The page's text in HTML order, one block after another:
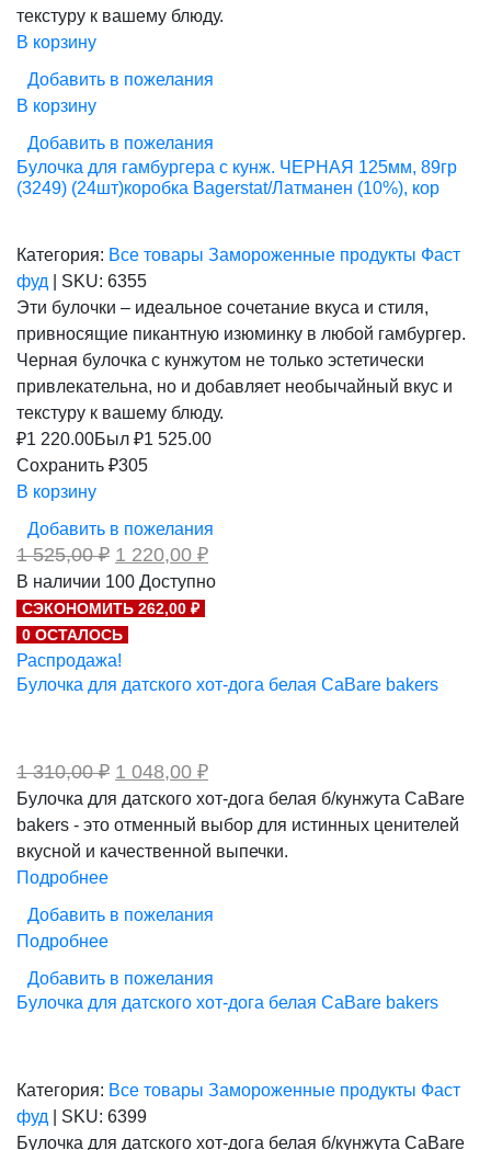
текстуру к вашему блюду.
В корзину
Добавить в пожелания
В корзину
Добавить в пожелания
Булочка для гамбургера с кунж. ЧЕРНАЯ 125мм, 89гр
(3249) (24шт)коробка Bagerstat/Латманен (10%), кор
Категория: Все товары Замороженные продукты Фаст
фуд
SKU: 6355
Эти булочки – идеальное сочетание вкуса и стиля,
привносящие пикантную изюминку в любой гамбургер.
Черная булочка с кунжутом не только эстетически
привлекательна, но и добавляет необычайный вкус и
текстуру к вашему блюду.
₽1 220.00Был ₽1 525.00
Сохранить ₽305
В корзину
Добавить в пожелания
1 525,00₽ Первоначальная
цена
составляла
1
525,00 ₽.
1 220,00 ₽Текущая
1
В наличии 100 Доступно
СЭКОНОМИТЬ 262,00 ₽
0 ОСТАЛОСЬ
Распродажа!
Булочка для датского хот-дога белая CaBare bakers
1 310,00₽ Первоначальная
составляла
1
310,00 ₽.
1 048,00 ₽Текущая
1
048,00 ₽.
Булочка для датского хот-дога белая б/кунжута CaBare
bakers - это отменный выбор для истинных ценителей
вкусной и качественной выпечки.
Подробнее
Добавить в пожелания
Подробнее
Добавить в пожелания
Булочка для датского хот-дога белая CaBare bakers
Категория: Все товары Замороженные продукты Фаст
фуд
SKU: 6399
Булочка для датского хот-дога белая б/кунжута CaBare